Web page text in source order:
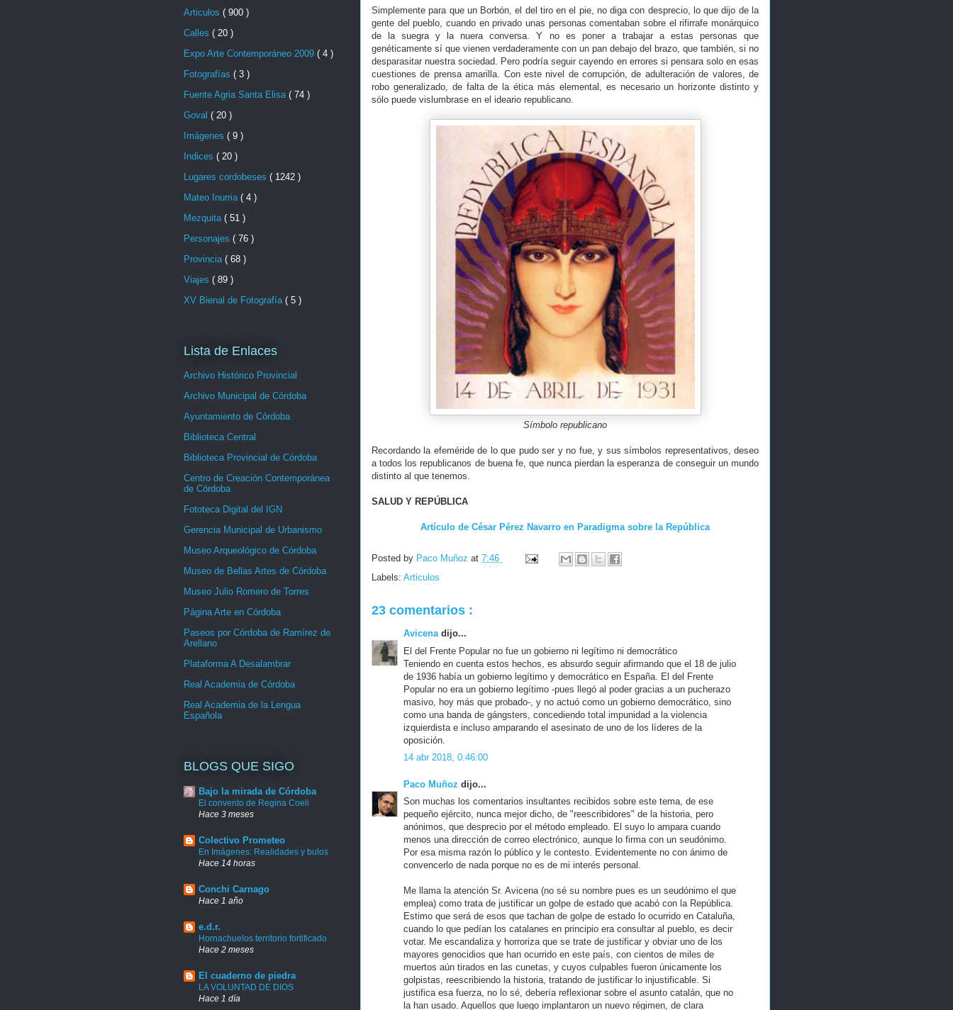
Simplemente para que un Borbón, el del tiro en el pie, no diga con desprecio, lo que dijo de la
gente del pueblo, cuando en privado unas personas comentaban sobre el rifirrafe monárquico
de la suegra y la nuera conversa. Y no es poner a trabajar a estas personas que
genéticamente sí que vienen verdaderamente con un pan debajo del brazo, que también, si no
desparasitar nuestra sociedad. Pero podría seguir cayendo en errores si pensara solo en esas
cuestiones de prensa amarilla. Con este nivel de corrupción, de adulteración de valores, de
robo generalizado, de falta de la ética más elemental, es necesario un horizonte distinto y
sólo puede vislumbrase en el ideario republicano.
Símbolo republicano
Recordando la efeméride de lo que pudo ser y no fue, y sus símbolos representativos, deseo
a todos los republicanos de buena fe, que nunca pierdan la esperanza de conseguir un mundo
distinto al que tenemos.
SALUD Y REPÚBLICA
Artículo de César Pérez Navarro en Paradigma sobre la República
Posted by Paco Muñoz at 7:46
Labels: Articulos
23 comentarios :
Avicena dijo...
El del Frente Popular no fue un gobierno ni legítimo ni democrático
Teniendo en cuenta estos hechos, es absurdo seguir afirmando que el 18 de julio
de 1936 había un gobierno legítimo y democrático en España. El del Frente
Popular no era un gobierno legítimo -pues llegó al poder gracias a un pucherazo
masivo, hoy más que probado-, y no actuó como un gobierno democrático, sino
como una banda de gángsters, concediendo total impunidad a la violencia
izquierdista e incluso amparando el asesinato de uno de los líderes de la
oposición.
14 abr 2018, 0:46:00
Paco Muñoz dijo...
Son muchas los comentarios insultantes recibidos sobre este tema, de ese
pequeño ejército, nunca mejor dicho, de "reescribidores" de la historia, pero
anónimos, que desprecio por el método empleado. El suyo lo ampara cuando
menos una dirección de correo electrónico, aunque lo firma con un seudónimo.
Por esa misma razón lo público y le contesto. Evidentemente no con ánimo de
convencerlo de nada porque no es de mi interés personal.
Me llama la atención Sr. Avicena (no sé su nombre pues es un seudónimo el que
emplea) como trata de justificar un golpe de estado que acabó con la República.
Estimo que será de esos que tachan de golpe de estado lo ocurrido en Cataluña,
cuando lo que pedían los catalanes en principio era consultar al pueblo, es decir
votar. Me escandaliza y horroriza que se trate de justificar y obviar uno de los
mayores genocidios que han ocurrido en este país, con cientos de miles de
muertos aún tirados en las cunetas, y cuyos culpables fueron únicamente los
golpistas, reescribiendo la historia, tratando de justificar lo injustificable. Si
justifica esa fuerza, no lo sé, debería reflexionar sobre el asunto catalán, que no
la han usado. Aquellos que luego implantaron un nuevo régimen, de clara
Articulos ( 900 )
Calles ( 20 )
Expo Arte Contemporáneo 2009 ( 4 )
Fotografías ( 3 )
Fuente Agria Santa Elisa ( 74 )
Goval ( 20 )
Imágenes ( 9 )
Indices ( 20 )
Lugares cordobeses ( 1242 )
Mateo Inurria ( 4 )
Mezquita ( 51 )
Personajes ( 76 )
Provincia ( 68 )
Viajes ( 89 )
XV Bienal de Fotografía ( 5 )
Lista de Enlaces
Archivo Histórico Provincial
Archivo Municipal de Córdoba
Ayuntamiento de Córdoba
Biblioteca Central
Biblioteca Provincial de Córdoba
Centro de Creación Contemporánea
de Córdoba
Fototeca Digital del IGN
Gerencia Municipal de Urbanismo
Museo Arqueológico de Córdoba
Museo de Bellas Artes de Córdoba
Museo Julio Romero de Torres
Página Arte en Córdoba
Paseos por Córdoba de Ramírez de
Arellano
Plataforma A Desalambrar
Real Academia de Córdoba
Real Academia de la Lengua
Española
BLOGS QUE SIGO
Bajo la mirada de Córdoba
El convento de Regina Coeli
Hace 3 meses
Colectivo Prometeo
En Imágenes: Realidades y bulos
Hace 14 horas
Conchi Carnago
Hace 1 año
e.d.r.
Hornachuelos territorio fortificado
Hace 2 meses
El cuaderno de piedra
LA VOLUNTAD DE DIOS
Hace 1 día